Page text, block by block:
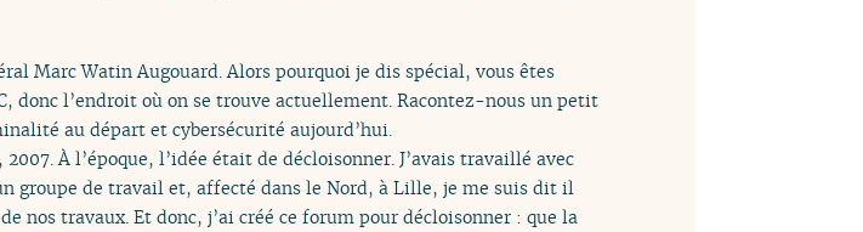
Marc Watin Augouard. Alors pourquoi je dis spécial, vous êtes
donc l’endroit où on se trouve actuellement. Racontez-nous un petit
au départ et cybersécurité aujourd’hui.
À l’époque, l’idée était de décloisonner. J’avais travaillé avec
groupe de travail et, affecté dans le Nord, à Lille, je me suis dit il
travaux. Et donc, j’ai créé ce forum pour décloisonner : que la